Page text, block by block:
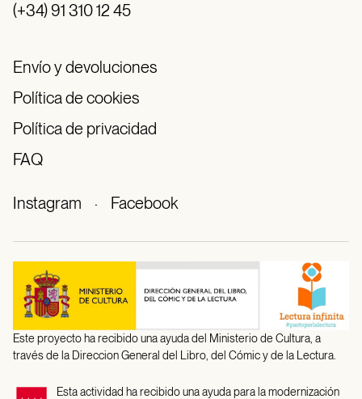
(+34) 91 310 12 45
Envío y devoluciones
Política de cookies
Política de privacidad
FAQ
Instagram · Facebook
Este proyecto ha recibido una ayuda del Ministerio de Cultura, a
través de la Direccion General del Libro, del Cómic y de la Lectura.
Esta actividad ha recibido una ayuda para la modernización